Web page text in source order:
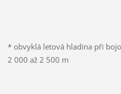
* obvyklá letová hladina při
2 000 až 2 500 m